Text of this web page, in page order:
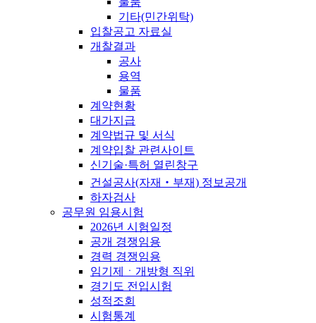
기타(민간위탁)
입찰공고 자료실
개찰결과
공사
용역
물품
계약현황
대가지급
계약법규 및 서식
계약입찰 관련사이트
신기술·특허 열린창구
건설공사(자재‧부재) 정보공개
하자검사
공무원 임용시험
2026년 시험일정
공개 경쟁임용
경력 경쟁임용
임기제ㆍ개방형 직위
경기도 전입시험
성적조회
시험통계